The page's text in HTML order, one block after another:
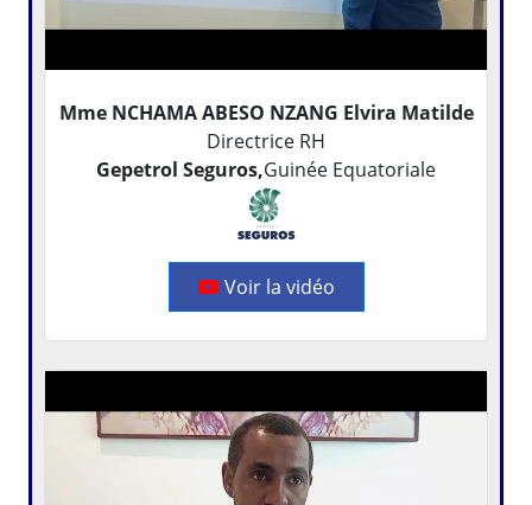
Mme NCHAMA ABESO NZANG Elvira Matilde
Directrice RH
Gepetrol Seguros,Guinée Equatoriale
Voir la vidéo